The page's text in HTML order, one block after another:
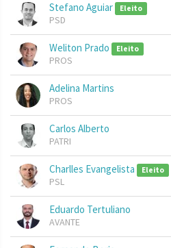
Stefano Aguiar Eleito
PSD
Weliton Prado Eleito
PROS
Adelina Martins
PROS
Carlos Alberto
PATRI
Charlles Evangelista Eleito
PSL
Eduardo Tertuliano
AVANTE